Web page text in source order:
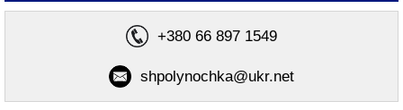
+380 66 897 1549
shpolynochka@ukr.net